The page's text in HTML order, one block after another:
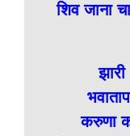
शिव जाना
करुणा